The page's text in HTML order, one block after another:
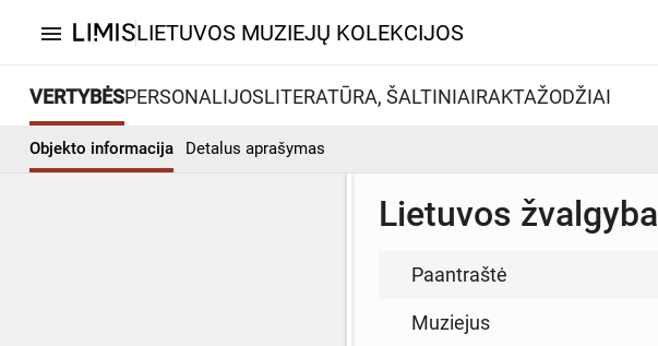
menu LIETUVOS MUZIEJŲ KOLEKCIJOS
VERTYBĖSPERSONALIJOSLITERATŪRA, ŠALTINIAIRAKTAŽODŽIAI
Objekto informacija Detalus aprašymas
Lietuvos žvalgyba
Paantraštė
Muziejus